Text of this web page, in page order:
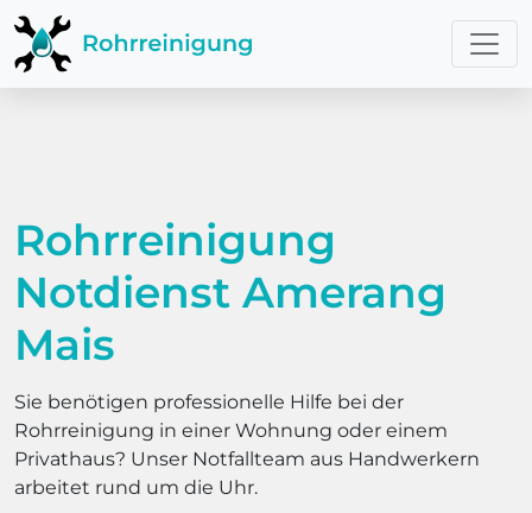
Rohrreinigung
Notdienst Amerang
Mais
Sie benötigen professionelle Hilfe bei der
Rohrreinigung in einer Wohnung oder einem
Privathaus? Unser Notfallteam aus Handwerkern
arbeitet rund um die Uhr.